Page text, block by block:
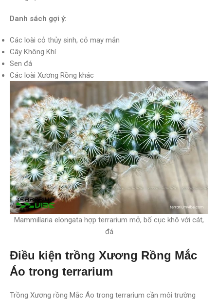
Danh sách gợi ý:
Các loài cỏ thủy sinh, cỏ may mắn
Cây Không Khí
Sen đá
Các loài Xương Rồng khác
Mammillaria elongata hợp terrarium mở, bố cục khô với cát,
đá
Điều kiện trồng Xương Rồng Mắc
Áo trong terrarium
Trồng Xương rồng Mắc Áo trong terrarium cần môi trường